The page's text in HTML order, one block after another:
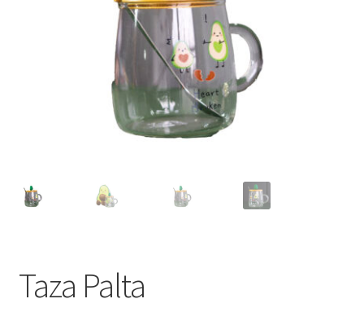
Taza Palta